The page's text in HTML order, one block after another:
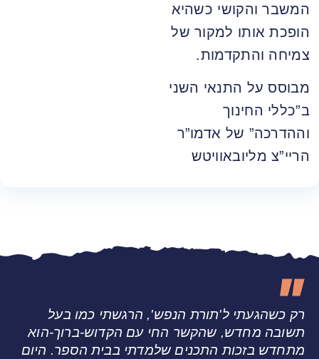
המשבר והקושי כשהיא
הופכת אותו למקור של
צמיחה והתקדמות.
מבוסס על התנאי השני
ב”כללי החינוך
וההדרכה” של אדמו”ר
הריי”צ מליובאוויטש
רק כשהגעתי ל'תורת הנפש', הרגשתי כמו בעל
תשובה מחדש, שהקשר החי עם הקדוש-ברוך-הוא
מתחדש בזכות התכנים שלמדתי בבית הספר. היום